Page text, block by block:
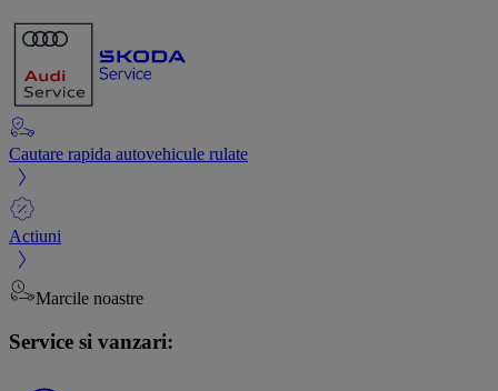
Cautare rapida autovehicule rulate
Actiuni
Marcile noastre
Service si vanzari: